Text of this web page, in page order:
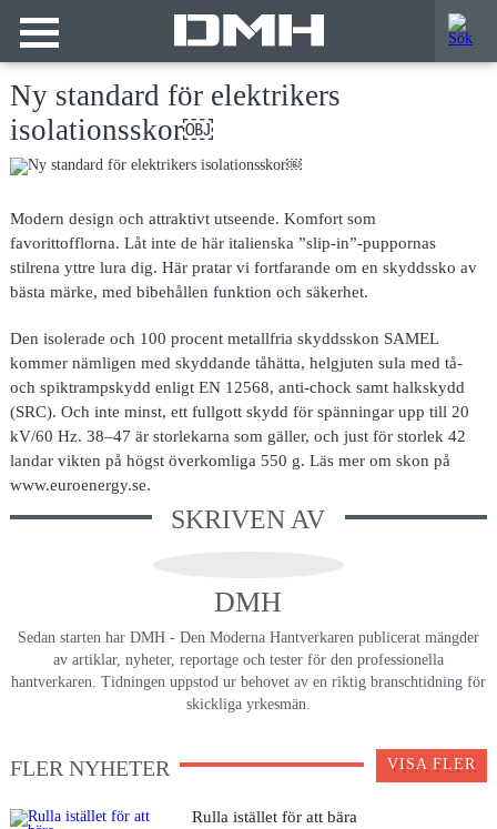
Ny standard för elektrikers
isolationsskor￼
Modern design och attraktivt utseende. Komfort som
favorittofflorna. Låt inte de här italienska ”slip-in”-puppornas
stilrena yttre lura dig. Här pratar vi fortfarande om en skyddssko av
bästa märke, med bibehållen funktion och säkerhet.
Den isolerade och 100 procent metallfria skyddsskon SAMEL
kommer nämligen med skyddande tåhätta, helgjuten sula med tå-
och spiktrampskydd enligt EN 12568, anti-chock samt halkskydd
(SRC). Och inte minst, ett fullgott skydd för spänningar upp till 20
kV/60 Hz. 38–47 är storlekarna som gäller, och just för storlek 42
landar vikten på högst överkomliga 550 g. Läs mer om skon på
www.euroenergy.se.
SKRIVEN AV
DMH
Sedan starten har DMH - Den Moderna Hantverkaren publicerat mängder
av artiklar, nyheter, reportage och tester för den professionella
hantverkaren. Tidningen uppstod ur behovet av en riktig branschtidning för
skickliga yrkesmän.
FLER NYHETER VISA FLER
Rulla istället för att bära